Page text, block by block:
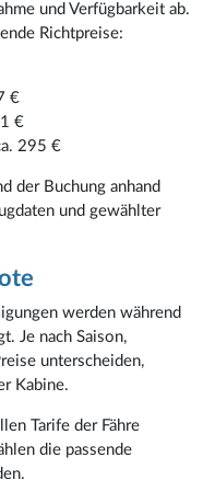
und Verfügbarkeit ab.
Richtpreise:
€
€
295 €
der Buchung anhand
und gewählter
werden während
Je nach Saison,
unterscheiden,
Kabine.
Tarife der Fähre
die passende